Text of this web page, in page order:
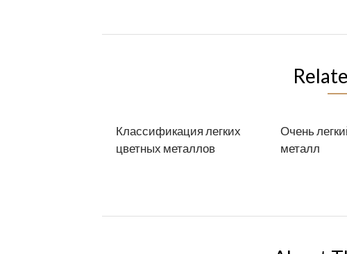
Классификация легких
цветных металлов
Очень
металл